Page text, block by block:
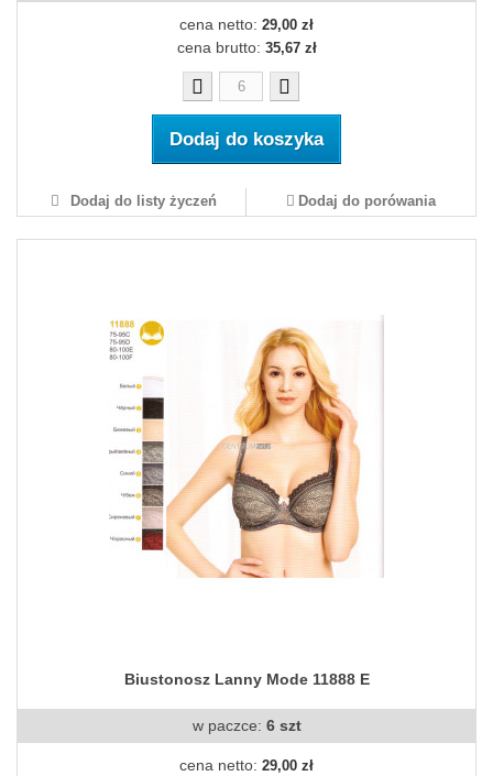
cena netto: 29,00 zł
cena brutto: 35,67 zł
Dodaj do koszyka
Dodaj do listy życzeń Dodaj do porówania
Biustonosz Lanny Mode 11888 E
w paczce: 6 szt
cena netto: 29,00 zł